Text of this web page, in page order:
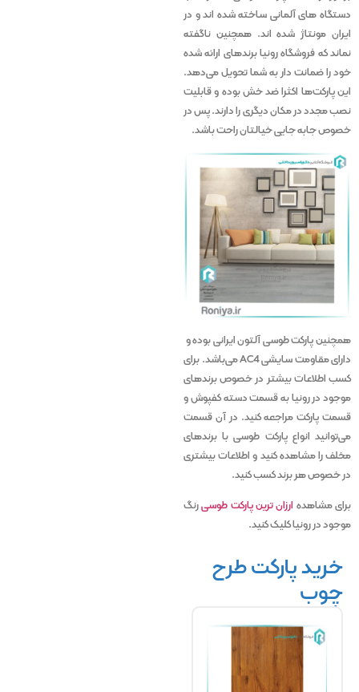
دستگاه های آلمانی ساخته شده اند و در
ایران مونتاژ شده اند. همچنین ناگفته
نماند که فروشگاه رونیا برندهای ارائه شده
خود را ضمانت دار به شما تحویل می‌دهد.
این پارکت‌ها اکثرا ضد خش بوده و قابلیت
نصب مجدد در مکان دیگری را دارند. پس در
خصوص جابه جایی خیالتان راحت باشد.
همچنین پارکت طوسی آلتون ایرانی بوده و
دارای مقاومت سایشی AC4 می‌باشد. برای
کسب اطلاعات بیشتر در خصوص برندهای
موجود در رونیا به قسمت دسته کفپوش و
قسمت پارکت مراجعه کنید. در آن قسمت
می‌توانید انواع پارکت طوسی با برندهای
مخلف را مشاهده کنید و اطلاعات بیشتری
در خصوص هر برند کسب کنید.
برای مشاهده ارزان ترین پارکت طوسیرنگ
موجود در رونیا کلیک کنید.
خرید پارکت طرح
چوب